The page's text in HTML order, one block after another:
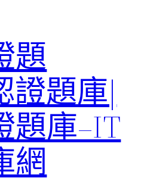
題
證題庫|
題庫–IT
網